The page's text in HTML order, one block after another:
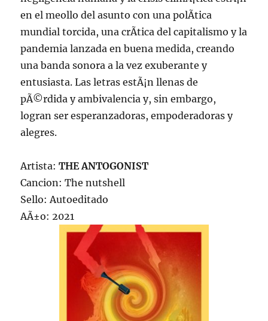
en el meollo del asunto con una polÃ­tica
mundial torcida, una crÃ­tica del capitalismo y la
pandemia lanzada en buena medida, creando
una banda sonora a la vez exuberante y
entusiasta. Las letras estÃ¡n llenas de
pÃ©rdida y ambivalencia y, sin embargo,
logran ser esperanzadoras, empoderadoras y
alegres.
Artista:THE ANTOGONIST
Cancion: The nutshell
Sello: Autoeditado
AÃ±o: 2021